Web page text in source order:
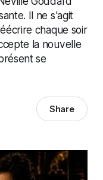
Il ne s'agit
chaque soir
la nouvelle
se
Share